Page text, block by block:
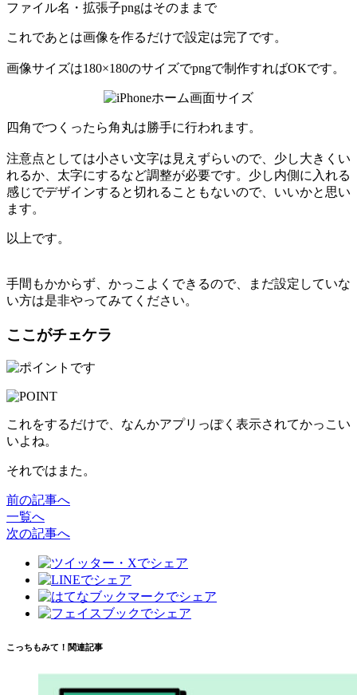
ファイル名・拡張子pngはそのままで
これであとは画像を作るだけで設定は完了です。
画像サイズは180×180のサイズでpngで制作すればOKです。
四角でつくったら角丸は勝手に行われます。
注意点としては小さい文字は見えずらいので、少し大きくい
れるか、太字にするなど調整が必要です。少し内側に入れる
感じでデザインすると切れることもないので、いいかと思い
ます。
以上です。
手間もかからず、かっこよくできるので、まだ設定していな
い方は是非やってみてください。
ここがチェケラ
これをするだけで、なんかアプリっぽく表示されてかっこい
いよね。
それではまた。
前の記事へ
一覧へ
次の記事へ
こっちもみて！関連記事